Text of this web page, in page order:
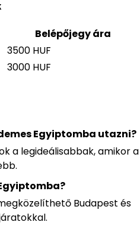
Belépőjegy ára
3500 HUF
3000 HUF
Egyiptomba utazni?
a legideálisabbak, amikor a
Budapest és